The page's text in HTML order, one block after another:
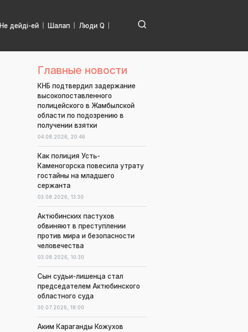
Не дейді-ей Шалап Люди Q
Главные новости
КНБ подтвердил задержание
высокопоставленного
полицейского в Жамбылской
области по подозрению в
получении взятки
04.08.2026, 20:46
Как полиция Усть-
Каменогорска повесила утрату
гостайны на младшего
сержанта
03.08.2026, 13:30
Актюбинских пастухов
обвиняют в преступлении
против мира и безопасности
человечества
03.08.2026, 10:30
Сын судьи-лишенца стал
председателем Актюбинского
областного суда
30.07.2026, 18:00
Аким Караганды Кожухов